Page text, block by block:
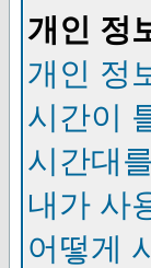
개인 정
개인 정
시간이
시간대
내가 사
어떻게